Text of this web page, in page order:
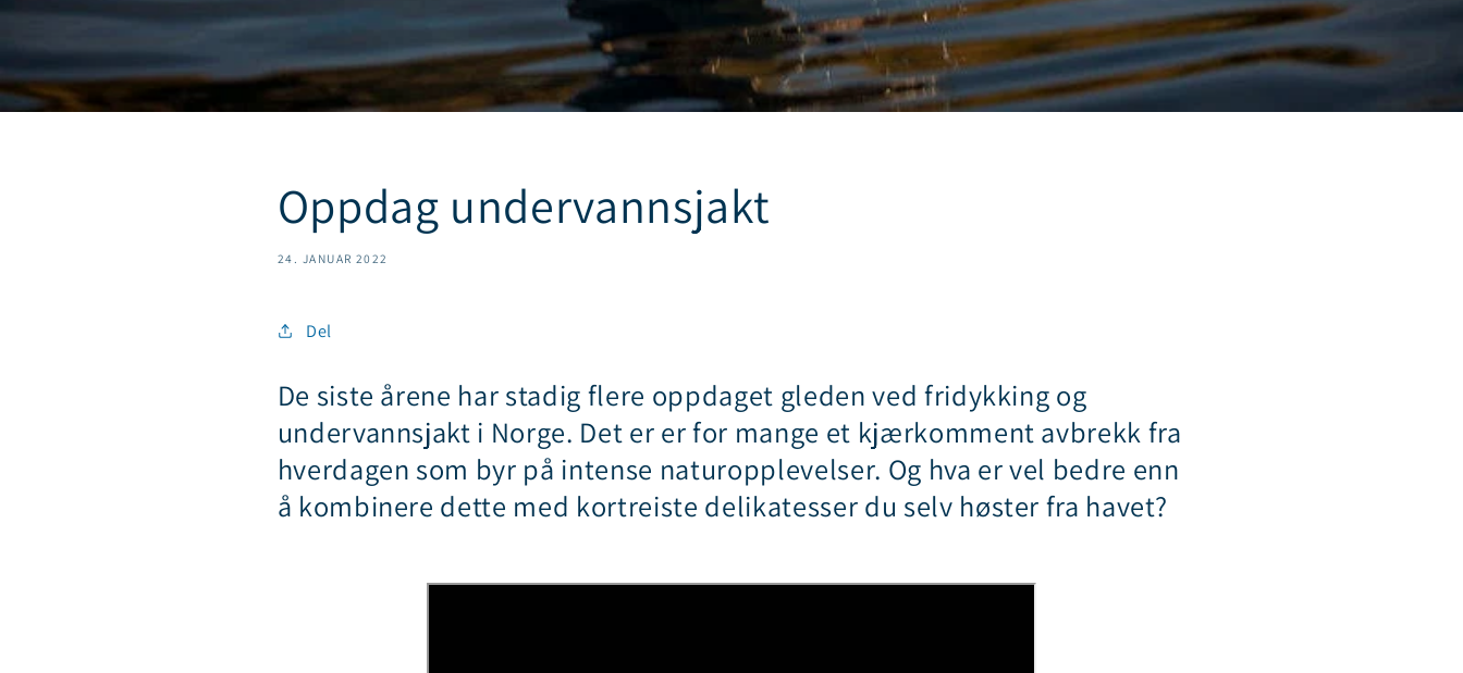
Oppdag undervannsjakt
24. JANUAR 2022
Del
De siste årene har stadig flere oppdaget gleden ved fridykking og
undervannsjakt i Norge. Det er er for mange et kjærkomment avbrekk fra
hverdagen som byr på intense naturopplevelser. Og hva er vel bedre enn
å kombinere dette med kortreiste delikatesser du selv høster fra havet?